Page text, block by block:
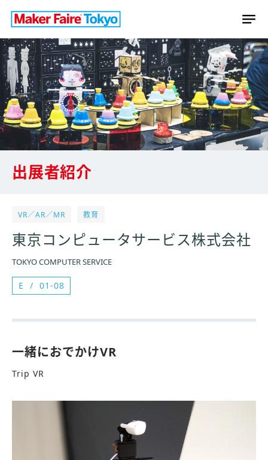
出展者紹介
VR／AR／MR 教育
東京コンピュータサービス株式会社
TOKYO COMPUTER SERVICE
E 01-08
一緒におでかけVR
Trip VR